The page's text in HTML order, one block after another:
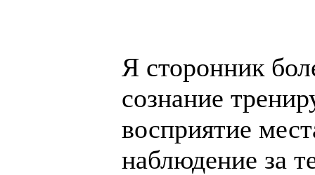
Я сторонник
сознание
восприятие
наблюдение за